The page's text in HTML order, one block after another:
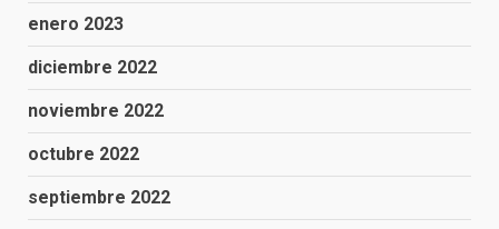
enero 2023
diciembre 2022
noviembre 2022
octubre 2022
septiembre 2022